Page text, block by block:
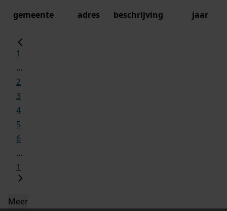
gemeente adres beschrijving jaar
1
...
2
3
4
5
6
...
1
Meer